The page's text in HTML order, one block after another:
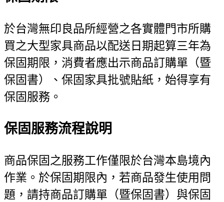
於台灣無印良品所經營之各實體門市所購
買之大型家具商品以配送日期起算三年為
保固期限，消費者應出示商品訂購單（暨
保固書）、保固家具批號貼紙，始得享有
保固服務。
保固服務流程說明
商品保固之服務工作僅限於台灣本島境內
作業。於保固期限內，若商品發生使用問
題，請持商品訂購單（暨保固書）與保固